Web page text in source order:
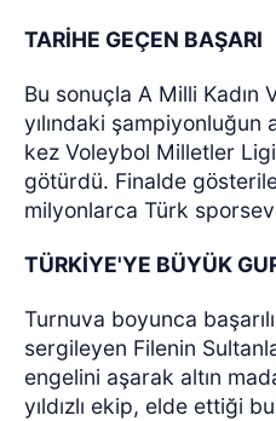
TARİHE GEÇEN BAŞARI
Bu sonuçla A Milli Kadın
yılındaki şampiyonluğun
kez Voleybol Milletler Ligi
götürdü. Finalde
milyonlarca Türk
TÜRKİYE'YE BÜYÜK
Turnuva boyunca
sergileyen Filenin
engelini aşarak altın
yıldızlı ekip, elde ettiği